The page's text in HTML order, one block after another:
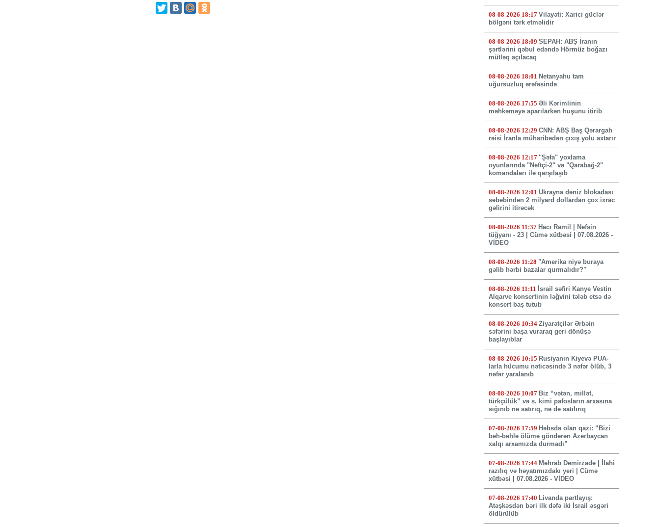
08-08-2026 18:17 Vilayəti: Xarici güclər
bölgəni tərk etməlidir
08-08-2026 18:09 SEPAH: ABŞ İranın
şərtlərini qəbul edəndə Hörmüz boğazı
mütləq açılacaq
08-08-2026 18:01 Netanyahu tam
uğursuzluq ərəfəsində
08-08-2026 17:55 Əli Kərimlinin
məhkəməyə aparılarkən huşunu itirib
08-08-2026 12:29 CNN: ABŞ Baş Qərargah
rəisi İranla müharibədən çıxış yolu axtarır
08-08-2026 12:17 "Şəfa" yoxlama
oyunlarında "Neftçi-2" və "Qarabağ-2"
komandaları ilə qarşılaşıb
08-08-2026 12:01 Ukrayna dəniz blokadası
səbəbindən 2 milyard dollardan çox ixrac
gəlirini itirəcək
08-08-2026 11:37 Hacı Ramil | Nəfsin
tüğyanı - 23 | Cümə xütbəsi | 07.08.2026 -
VİDEO
08-08-2026 11:28 "Amerika niyə buraya
gəlib hərbi bazalar qurmalıdır?"
08-08-2026 11:11 İsrail səfiri Kanye Vestin
Alqarve konsertinin ləğvini tələb etsə də
konsert baş tutub
08-08-2026 10:34 Ziyarətçilər Ərbəin
səfərini başa vuraraq geri dönüşə
başlayıblar
08-08-2026 10:15 Rusiyanın Kiyevə PUA-
larla hücumu nəticəsində 3 nəfər ölüb, 3
nəfər yaralanıb
08-08-2026 10:07 Biz “vətən, millət,
türkçülük” və s. kimi pafosların arxasına
sığınıb nə satırıq, nə də satılırıq
07-08-2026 17:59 Həbsdə olan qazi: “Bizi
bəh-bəhlə ölümə göndərən Azərbaycan
xalqı arxamızda durmadı”
07-08-2026 17:44 Mehrab Dəmirzadə | İlahi
razılıq və həyatımızdakı yeri | Cümə
xütbəsi | 07.08.2026 - VİDEO
07-08-2026 17:40 Livanda partlayış:
Atəşkəsdən bəri ilk dəfə iki İsrail əsgəri
öldürülüb